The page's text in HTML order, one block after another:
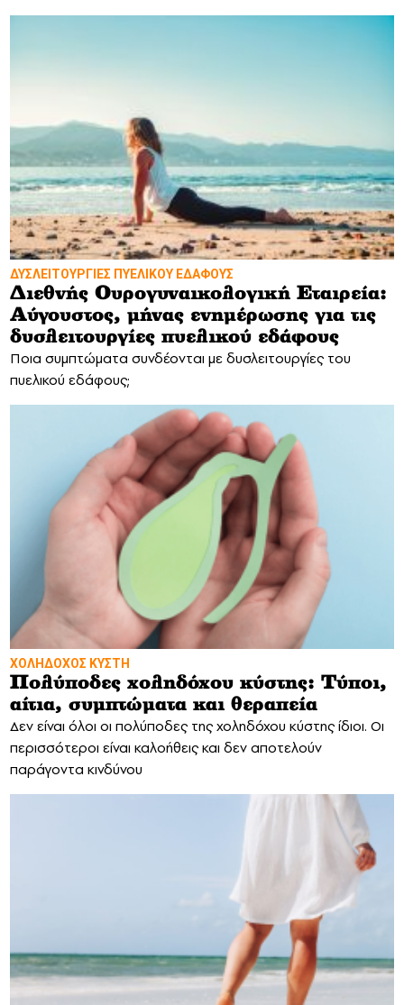
ΔΥΣΛΕΙΤΟΥΡΓΙΕΣ ΠΥΕΛΙΚΟΥ ΕΔΑΦΟΥΣ
Διεθνής Ουρογυναικολογική Εταιρεία:
Αύγουστος, μήνας ενημέρωσης για τις
δυσλειτουργίες πυελικού εδάφους
Ποια συμπτώματα συνδέονται με δυσλειτουργίες του
πυελικού εδάφους;
ΧΟΛΗΔΟΧΟΣ ΚΥΣΤΗ
Πολύποδες χοληδόχου κύστης: Τύποι,
αίτια, συμπτώματα και θεραπεία
Δεν είναι όλοι οι πολύποδες της χοληδόχου κύστης ίδιοι. Οι
περισσότεροι είναι καλοήθεις και δεν αποτελούν
παράγοντα κινδύνου